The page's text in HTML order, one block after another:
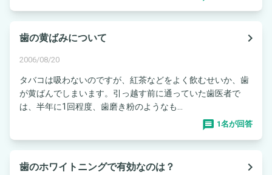
歯の黄ばみについて navigate_next
2006/08/20
タバコは吸わないのですが、紅茶などをよく飲むせいか、歯
が黄ばんでしまいます。引っ越す前に通っていた歯医者で
は、半年に1回程度、歯磨き粉のようなも...
1名が回答
歯のホワイトニングで有効なのは？
navigate_next